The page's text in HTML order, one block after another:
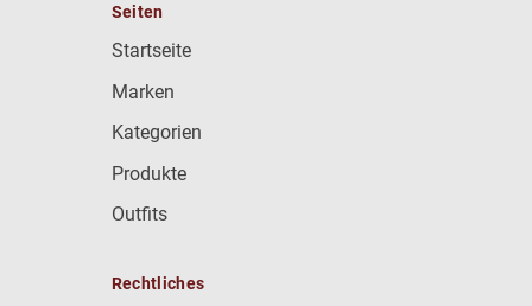
Seiten
Startseite
Marken
Kategorien
Produkte
Outfits
Rechtliches